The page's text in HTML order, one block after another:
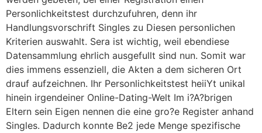
Personlichkeitstest durchzufuhren, denn ihr
Handlungsvorschrift Singles zu Diesen personlichen
Kriterien auswahlt. Sera ist wichtig, weil ebendiese
Datensammlung ehrlich ausgefullt sind nun. Somit war
dies immens essenziell, die Akten a dem sicheren Ort
drauf aufzeichnen. Ihr Personlichkeitstest heiiYt unikal
hinein irgendeiner Online-Dating-Welt Im i?A?brigen
Eltern sein Eigen nennen die eine gro?e Register anhand
Singles. Dadurch konnte Be2 jede Menge spezifische